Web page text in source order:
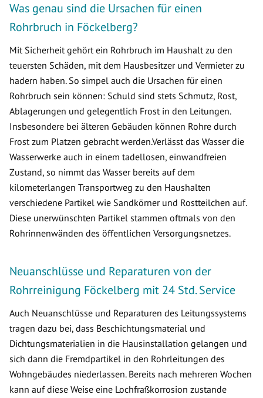
Was genau sind die Ursachen für einen
Rohrbruch in Föckelberg?
Mit Sicherheit gehört ein Rohrbruch im Haushalt zu den
teuersten Schäden, mit dem Hausbesitzer und Vermieter zu
hadern haben. So simpel auch die Ursachen für einen
Rohrbruch sein können: Schuld sind stets Schmutz, Rost,
Ablagerungen und gelegentlich Frost in den Leitungen.
Insbesondere bei älteren Gebäuden können Rohre durch
Frost zum Platzen gebracht werden.Verlässt das Wasser die
Wasserwerke auch in einem tadellosen, einwandfreien
Zustand, so nimmt das Wasser bereits auf dem
kilometerlangen Transportweg zu den Haushalten
verschiedene Partikel wie Sandkörner und Rostteilchen auf.
Diese unerwünschten Partikel stammen oftmals von den
Rohrinnenwänden des öffentlichen Versorgungsnetzes.
Neuanschlüsse und Reparaturen von der
Rohrreinigung Föckelberg mit 24 Std. Service
Auch Neuanschlüsse und Reparaturen des Leitungssystems
tragen dazu bei, dass Beschichtungsmaterial und
Dichtungsmaterialien in die Hausinstallation gelangen und
sich dann die Fremdpartikel in den Rohrleitungen des
Wohngebäudes niederlassen. Bereits nach mehreren Wochen
kann auf diese Weise eine Lochfraßkorrosion zustande